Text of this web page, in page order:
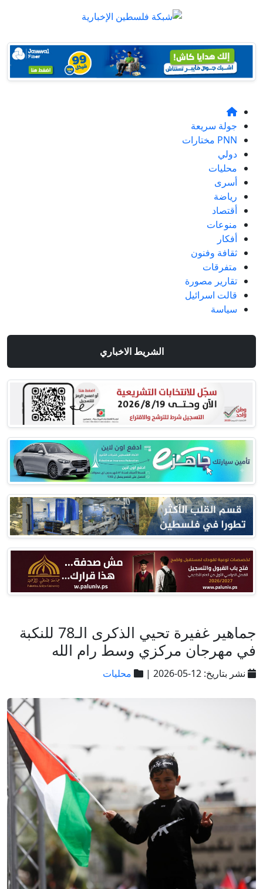
جولة سريعة
PNN مختارات
دولي
محليات
أسرى
رياضة
أقتصاد
منوعات
أفكار
ثقافة وفنون
متفرقات
تقارير مصورة
قالت اسرائيل
سياسة
الشريط الاخباري
جماهير غفيرة تحيي الذكرى الـ78 للنكبة
في مهرجان مركزي وسط رام الله
نشر بتاريخ: 12-05-2026 | محليات